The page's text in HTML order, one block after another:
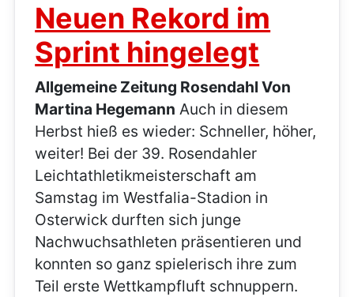
Neuen Rekord im
Sprint hingelegt
Allgemeine Zeitung Rosendahl Von
Martina Hegemann Auch in diesem
Herbst hieß es wieder: Schneller, höher,
weiter! Bei der 39. Rosendahler
Leichtathletikmeisterschaft am
Samstag im Westfalia-Stadion in
Osterwick durften sich junge
Nachwuchsathleten präsentieren und
konnten so ganz spielerisch ihre zum
Teil erste Wettkampfluft schnuppern.